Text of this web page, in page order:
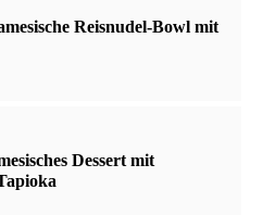
Reisnudel-Bowl mit
Dessert mit